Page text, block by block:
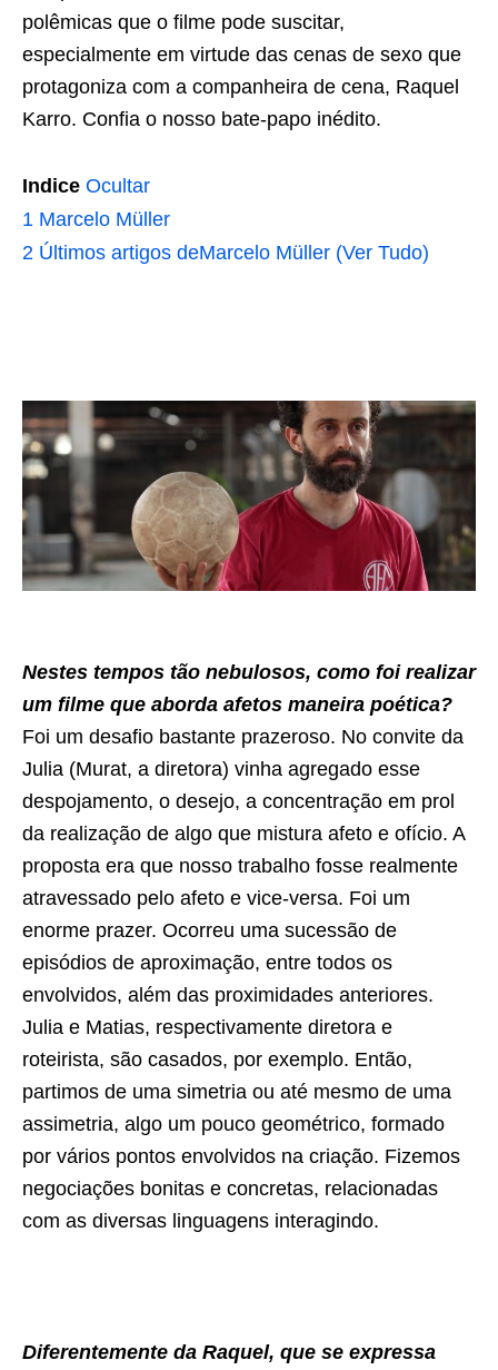
polêmicas que o filme pode suscitar,
especialmente em virtude das cenas de sexo que
protagoniza com a companheira de cena, Raquel
Karro. Confia o nosso bate-papo inédito.
Indice Ocultar
1 Marcelo Müller
2 Últimos artigos deMarcelo Müller (Ver Tudo)
Nestes tempos tão nebulosos, como foi realizar
um filme que aborda afetos maneira poética?
Foi um desafio bastante prazeroso. No convite da
Julia (Murat, a diretora) vinha agregado esse
despojamento, o desejo, a concentração em prol
da realização de algo que mistura afeto e ofício. A
proposta era que nosso trabalho fosse realmente
atravessado pelo afeto e vice-versa. Foi um
enorme prazer. Ocorreu uma sucessão de
episódios de aproximação, entre todos os
envolvidos, além das proximidades anteriores.
Julia e Matias, respectivamente diretora e
roteirista, são casados, por exemplo. Então,
partimos de uma simetria ou até mesmo de uma
assimetria, algo um pouco geométrico, formado
por vários pontos envolvidos na criação. Fizemos
negociações bonitas e concretas, relacionadas
com as diversas linguagens interagindo.
Diferentemente da Raquel, que se expressa